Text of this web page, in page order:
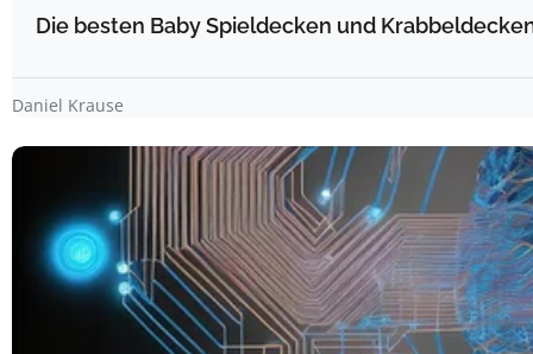
Die besten Baby Spieldecken und
Daniel Krause